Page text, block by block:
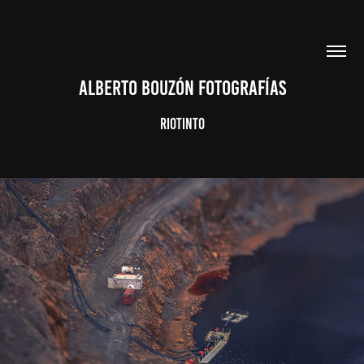
ALBERTO BOUZÓN FOTOGRAFÍAS
Riotinto